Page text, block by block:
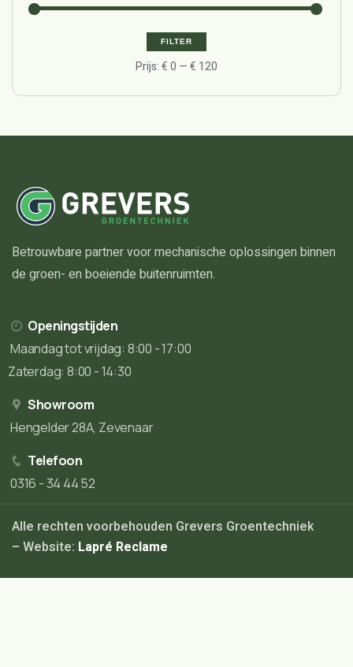
FILTER
Prijs:€ 0 —€ 120
Betrouwbare partner voor mechanische oplossingen binnen
de groen- en boeiende buitenruimten.
Openingstijden
Maandag tot vrijdag: 8:00 - 17:00
Zaterdag: 8:00 - 14:30
Showroom
Hengelder 28A, Zevenaar
Telefoon
0316 - 34 44 52
Alle rechten voorbehouden Grevers Groentechniek
– Website: Lapré Reclame